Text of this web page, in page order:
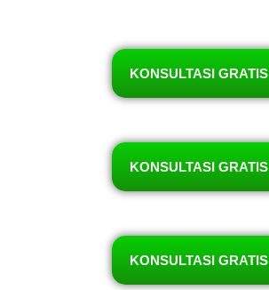
KONSULTASI GRATIS
KONSULTASI GRATIS
KONSULTASI GRATIS